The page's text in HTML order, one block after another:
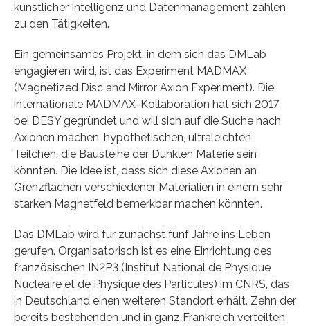
künstlicher Intelligenz und Datenmanagement zählen
zu den Tätigkeiten.
Ein gemeinsames Projekt, in dem sich das DMLab
engagieren wird, ist das Experiment MADMAX
(Magnetized Disc and Mirror Axion Experiment). Die
internationale MADMAX-Kollaboration hat sich 2017
bei DESY gegründet und will sich auf die Suche nach
Axionen machen, hypothetischen, ultraleichten
Teilchen, die Bausteine der Dunklen Materie sein
könnten. Die Idee ist, dass sich diese Axionen an
Grenzflächen verschiedener Materialien in einem sehr
starken Magnetfeld bemerkbar machen könnten.
Das DMLab wird für zunächst fünf Jahre ins Leben
gerufen. Organisatorisch ist es eine Einrichtung des
französischen IN2P3 (Institut National de Physique
Nucleaire et de Physique des Particules) im CNRS, das
in Deutschland einen weiteren Standort erhält. Zehn der
bereits bestehenden und in ganz Frankreich verteilten